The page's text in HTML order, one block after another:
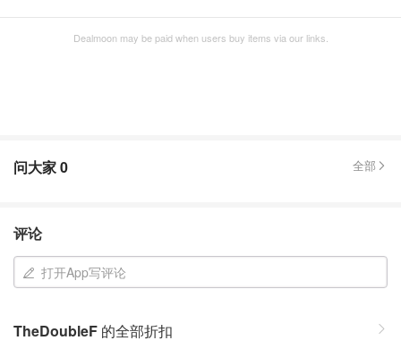
Dealmoon may be paid when users buy items via our links.
问大家0 全部
评论
打开App写评论
TheDoubleF 的全部折扣